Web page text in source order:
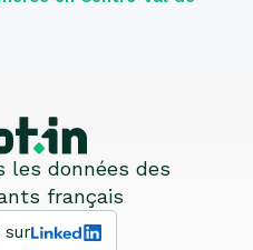
les données des
français
sur